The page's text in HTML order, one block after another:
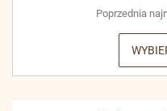
Poprzednia